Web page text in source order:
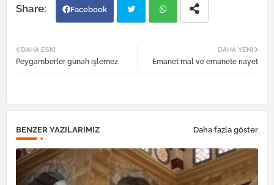
Facebook
atsa
DAHA YENI
Emanet mal ve emanete riayet
DAHA ESKI
Peygamberler günah işlemez
BENZER YAZILARIMIZ Daha fazla göster